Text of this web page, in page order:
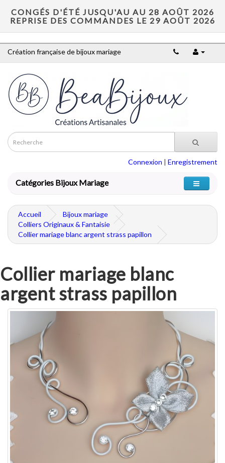
CONGÉS D'ÉTÉ JUSQU'AU AU 28 AOÛT 2026
REPRISE DES COMMANDES LE 29 AOÛT 2026
Création française de bijoux mariage
Connexion | Enregistrement
Catégories Bijoux Mariage
Accueil
Bijoux mariage
Colliers Originaux & Fantaisie
Collier mariage blanc argent strass papillon
Collier mariage blanc
argent strass papillon